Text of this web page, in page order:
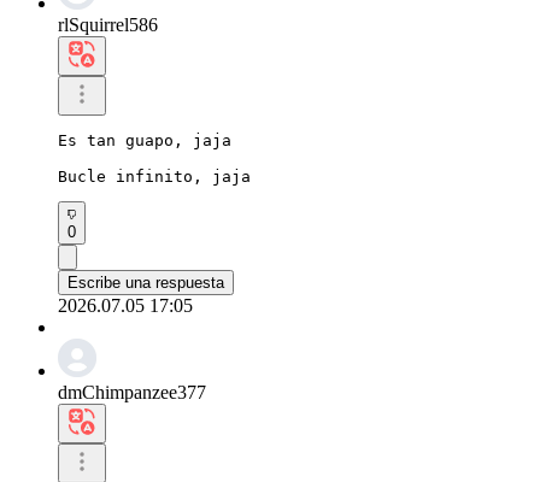
rlSquirrel586
Es tan guapo, jaja
Bucle infinito, jaja
0
Escribe una respuesta
2026.07.05 17:05
dmChimpanzee377